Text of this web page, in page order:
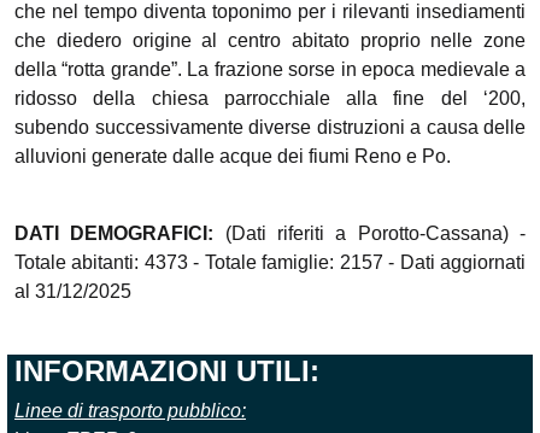
che nel tempo diventa toponimo per i rilevanti insediamenti
che diedero origine al centro abitato proprio nelle zone
della “rotta grande”. La frazione sorse in epoca medievale a
ridosso della chiesa parrocchiale alla fine del ‘200,
subendo successivamente diverse distruzioni a causa delle
alluvioni generate dalle acque dei fiumi Reno e Po.
DATI DEMOGRAFICI: (Dati riferiti a Porotto-Cassana) -
Totale abitanti: 4373 - Totale famiglie: 2157 - Dati aggiornati
al 31/12/2025
INFORMAZIONI UTILI:
Linee di trasporto pubblico: